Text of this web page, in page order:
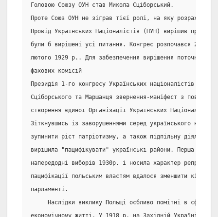
Головою Союзу ОУН став Микола Сціборський.
Проте Союз ОУН не зіграв тієї ролі, на яку
Провід Українських Націоналістів (ПУН) вирішив
були б вирішені усі питання. Конгрес розпочався 28
лютого 1929 р.. Для забезпечення вирішення поточних
фахових комісій
Президія 1-го конгресу Українських націоналістів
Сціборського та Маршанця звернення-маніфест з
створення єдиної Організації Українських
Зіткнувшись із заворушеннями серед українського
зупинити ріст патріотизму, а також підпільну
вирішила "пацифікувати" українські райони. Перша
напередодні виборів 1930р. і носила характер
пацифікації польським властям вдалося зменшити
парламенті.
Наслідки виклику Польщі осбливо помітні в сфері
економічному житті. У 1918 р. на Західній Україні було